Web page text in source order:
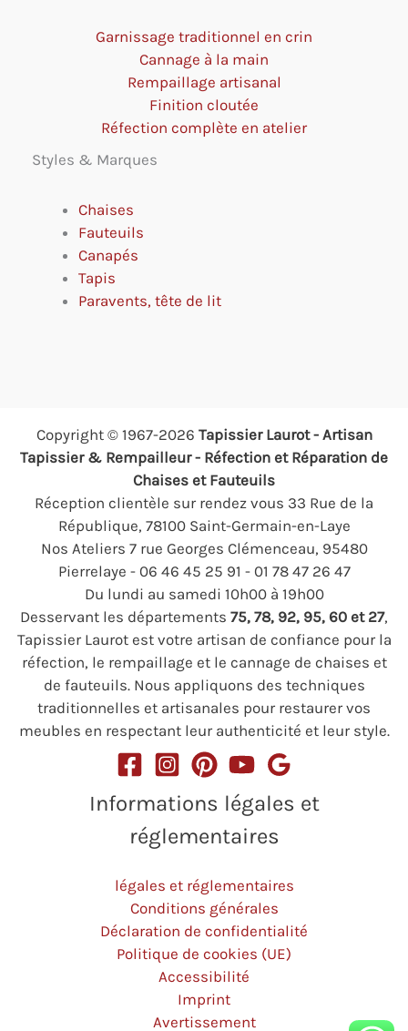
Garnissage traditionnel en crin
Cannage à la main
Rempaillage artisanal
Finition cloutée
Réfection complète en atelier
Styles & Marques
Chaises
Fauteuils
Canapés
Tapis
Paravents, tête de lit
Copyright © 1967-2026 Tapissier Laurot - Artisan
Tapissier & Rempailleur - Réfection et Réparation de
Chaises et Fauteuils
Réception clientèle sur rendez vous 33 Rue de la
République, 78100 Saint-Germain-en-Laye
Nos Ateliers 7 rue Georges Clémenceau, 95480
Pierrelaye - 06 46 45 25 91 - 01 78 47 26 47
Du lundi au samedi 10h00 à 19h00
Desservant les départements 75, 78, 92, 95, 60 et 27,
Tapissier Laurot est votre artisan de confiance pour la
réfection, le rempaillage et le cannage de chaises et
de fauteuils. Nous appliquons des techniques
traditionnelles et artisanales pour restaurer vos
meubles en respectant leur authenticité et leur style.
Informations légales et
réglementaires
légales et réglementaires
Conditions générales
Déclaration de confidentialité
Politique de cookies (UE)
Accessibilité
Imprint
Avertissement